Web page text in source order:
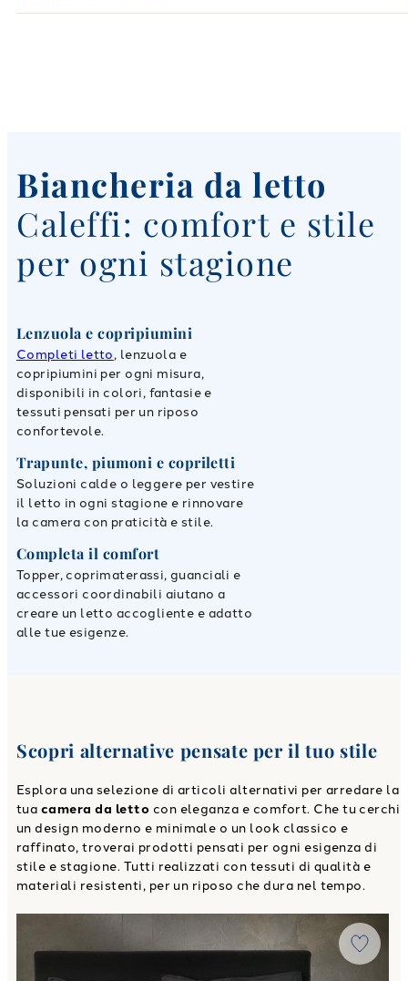
Biancheria da letto
Caleffi: comfort e stile
per ogni stagione
Lenzuola e copripiumini
Completi letto, lenzuola e
copripiumini per ogni misura,
disponibili in colori, fantasie e
tessuti pensati per un riposo
confortevole.
Trapunte, piumoni e copriletti
Soluzioni calde o leggere per vestire
il letto in ogni stagione e rinnovare
la camera con praticità e stile.
Completa il comfort
Topper, coprimaterassi, guanciali e
accessori coordinabili aiutano a
creare un letto accogliente e adatto
alle tue esigenze.
Scopri alternative pensate per il tuo stile
Esplora una selezione di articoli alternativi per arredare la
tua camera da letto con eleganza e comfort. Che tu cerchi
un design moderno e minimale o un look classico e
raffinato, troverai prodotti pensati per ogni esigenza di
stile e stagione. Tutti realizzati con tessuti di qualità e
materiali resistenti, per un riposo che dura nel tempo.
Copripiumino con federe city lights Moderno in